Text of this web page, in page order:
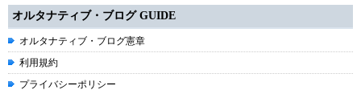
オルタナティブ・ブログ GUIDE
オルタナティブ・ブログ憲章
利用規約
プライバシーポリシー